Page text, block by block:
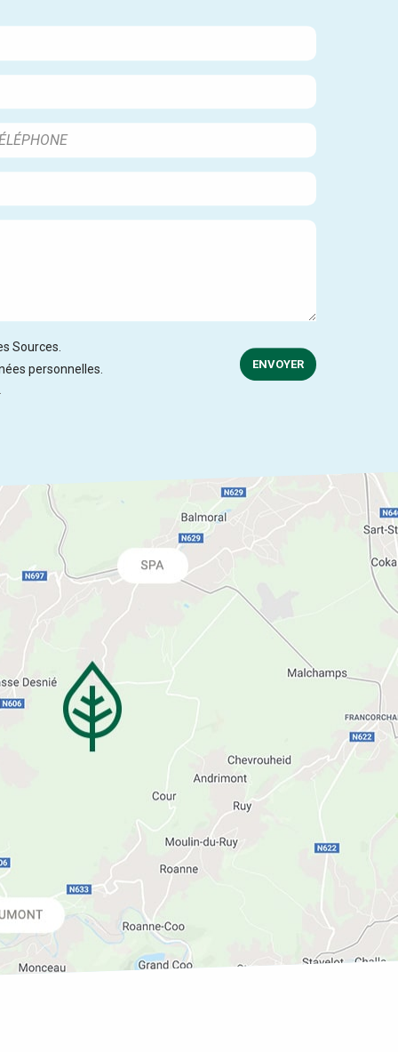
Sources.
personnelles.
.
ENVOYER